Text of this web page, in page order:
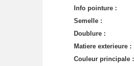
Info pointure :
Semelle :
Doublure :
Matiere exterieure :
Couleur principale :